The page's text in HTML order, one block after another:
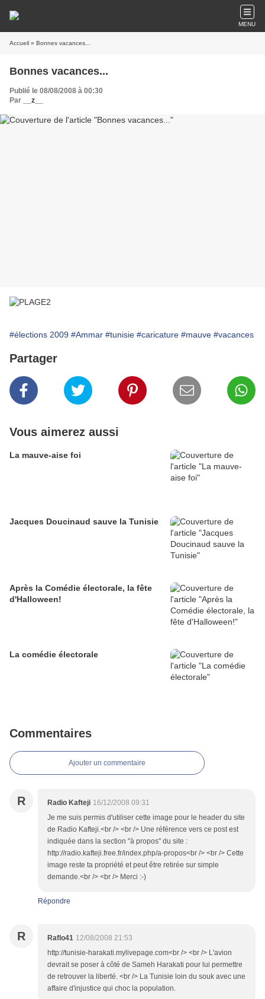
MENU
Accueil » Bonnes vacances...
Bonnes vacances...
Publié le 08/08/2008 à 00:30
Par
__z__
#élections 2009 #Ammar #tunisie #caricature #mauve #vacances
Partager
Vous aimerez aussi
La mauve-aise foi
Jacques Doucinaud sauve la Tunisie
Après la Comédie électorale, la fête
d'Halloween!
La comédie électorale
Commentaires
Ajouter un commentaire
R Radio Kafteji 16/12/2008 09:31
Je me suis permis d'utiliser cette image pour le header du site
de Radio Kafteji.<br /> <br /> Une référence vers ce post est
indiquée dans la section "à propos" du site :
http://radio.kafteji.free.fr/index.php/a-propos<br /> <br /> Cette
image reste ta propriété et peut être retirée sur simple
demande.<br /> <br /> Merci :-)
Répondre
R Raflo41 12/08/2008 21:53
http://tunisie-harakati.mylivepage.com<br /> <br /> L'avion
devrait se poser à côté de Sameh Harakati pour lui permettre
de retrouver la liberté. <br /> La Tunisie loin du souk avec une
affaire d'injustice qui choc la population.